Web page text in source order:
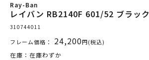
Ray-Ban
レイバン RB2140F 601/52 ブラック
310744011
フレーム価格： 24,200円(税込)
在庫：在庫わずか